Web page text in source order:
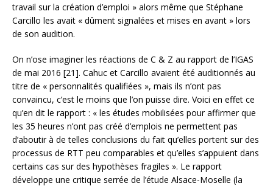
travail sur la création d’emploi » alors même que Stéphane
Carcillo les avait « dûment signalées et mises en avant » lors
de son audition.
On n’ose imaginer les réactions de C & Z au rapport de l’IGAS
de mai 2016 [21]. Cahuc et Carcillo avaient été auditionnés au
titre de « personnalités qualifiées », mais ils n’ont pas
convaincu, c’est le moins que l’on puisse dire. Voici en effet ce
qu’en dit le rapport : « les études mobilisées pour affirmer que
les 35 heures n’ont pas créé d’emplois ne permettent pas
d’aboutir à de telles conclusions du fait qu’elles portent sur des
processus de RTT peu comparables et qu’elles s’appuient dans
certains cas sur des hypothèses fragiles ». Le rapport
développe une critique serrée de l’étude Alsace-Moselle (la